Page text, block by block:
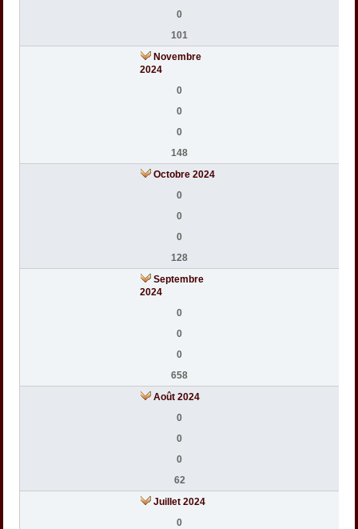
0
101
Novembre
2024
0
0
0
148
Octobre 2024
0
0
0
128
Septembre
2024
0
0
0
658
Août 2024
0
0
0
62
Juillet 2024
0